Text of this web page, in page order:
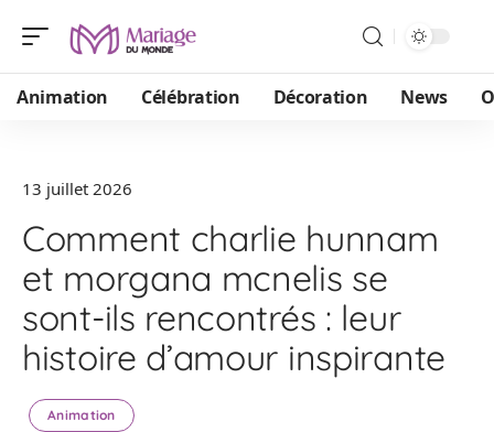
Animation Célébration Décoration News
13 juillet 2026
Comment charlie hunnam
et morgana mcnelis se
sont-ils rencontrés : leur
histoire d’amour inspirante
Animation